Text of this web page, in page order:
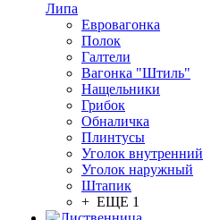
Липа
Евровагонка
Полок
Галтели
Вагонка "Штиль"
Нащельники
Грибок
Обналичка
Плинтусы
Уголок внутренний
Уголок наружный
Штапик
+ ЕЩЕ 1